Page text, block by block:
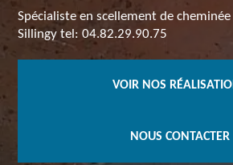
Spécialiste en scellement de cheminée
Sillingy tel: 04.82.29.90.75
VOIR NOS
NOUS CONTACTER